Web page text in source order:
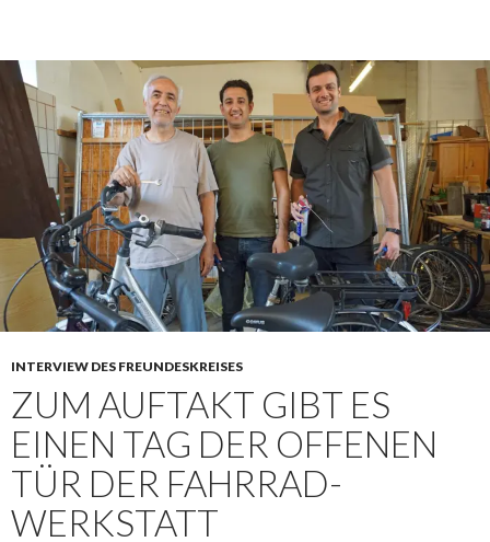
INTERVIEW DES FREUNDESKREISES
ZUM AUFTAKT GIBT ES
EINEN TAG DER OFFENEN
TÜR DER FAHRRAD-
WERKSTATT